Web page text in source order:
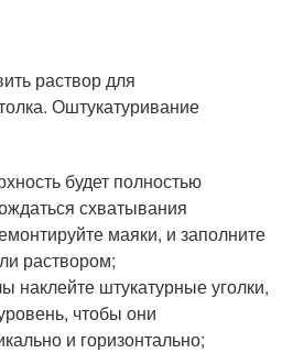
будет полностью
схватывания
маяки, и заполните
раствором;
наклейте штукатурные уголки,
чтобы они
и горизонтально;